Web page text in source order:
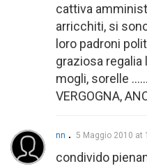
cattiva
arricchiti, si
loro padroni
graziosa regalia
mogli, sorelle
VERGOGNA,
nn 5 Maggio 2010 at
condivido